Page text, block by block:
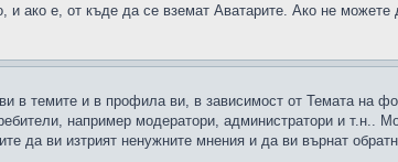
ако е, от къде да се вземат Аватарите. Ако не можете
в темите и в профила ви, в зависимост от Темата на
например модератори, администратори и т.н..
да ви изтрият ненужните мнения и да ви върнат